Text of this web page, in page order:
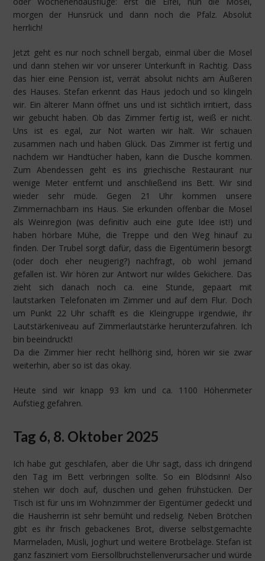
morgen der Hunsrück und dann noch die Pfalz. Absolut
herrlich!
Jetzt geht es nur noch schnell bergab, einmal über die Mosel
und dann stehen wir vor unserer Unterkunft in Rachtig. Dass
das hier eine Pension ist, verrät absolut nichts am Äußeren
des Hauses. Stefan erkennt das Haus jedoch und so klingeln
wir. Ein älterer Mann öffnet uns und ist sichtlich irritiert, dass
wir gebucht haben. Ob das Zimmer fertig ist, weiß er nicht.
Uns ist es egal, zur Not warten wir halt. Wir schauen
zusammen nach und haben Glück. Das Zimmer ist fertig und
nachdem wir Handtücher haben, kann die Dusche kommen.
Zum Abendessen geht es ins griechische Restaurant nur
wenige Meter entfernt und anschließend ins Bett. Wir sind
wieder sehr müde. Gegen 21 Uhr kommen unsere
Zimmernachbarn ins Haus. Sie erkunden offenbar die Mosel
als Weinregion (was definitiv auch eine gute Idee ist!) und
haben hörbare Mühe, die Treppe und den Weg hinauf zu
finden. Der Trubel sorgt dafür, dass die Eigentümerin besorgt
(oder doch eher neugierig?) nachfragt, ob wohl jemand
gefallen ist. Wir hören zur Antwort nur wildes Gekichere. Das
zieht sich danach noch ca. eine Stunde, gepaart mit
lautstarken Telefonaten im Zimmer und auf dem Flur. Doch
um Punkt 22 Uhr schafft es die Kleingruppe irgendwie, ihr
Lautstärkeniveau auf Zimmerlautstärke herunterzufahren. Ich
bin beeindruckt!
Da die Zimmer hier recht hellhörig sind, hören wir sie zwar
weiterhin, aber so ist das okay.
Heute sind wir knapp 93 km und ca. 1100 Höhenmeter
Aufstieg gefahren.
Tag 6, 8. Oktober 2025
Ich habe gut geschlafen, aber die Uhr sagt, dass ich dringend
den Tag im Bett verbringen sollte. So ein Blödsinn! Also
stehen wir doch auf, duschen und gehen frühstücken. Der
Tisch ist für uns im Wohnzimmer der Eigentümer gedeckt und
die Hausherrin ist sehr bemüht und redselig. Neben Brötchen
gibt es ihr frisch gebackenes Brot, diverse selbstgemachte
Marmeladen, Müsli, Joghurt und weitere Brotbeläge. Stefan ist
ganz fasziniert vom Eiersollbruchstellenverursacher und würde